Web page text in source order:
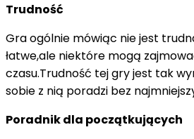
Trudność
Gra ogólnie mówiąc nie jest
łatwe,ale niektóre mogą
czasu.Trudność tej gry jest tak
sobie z nią poradzi bez
Poradnik dla początkujących